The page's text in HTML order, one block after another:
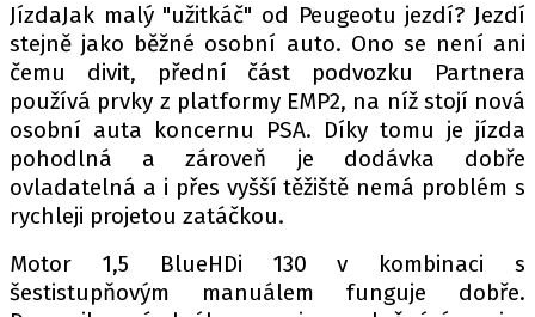
JízdaJak malý "užitkáč" od Peugeotu jezdí? Jezdí
stejně jako běžné osobní auto. Ono se není ani
čemu divit, přední část podvozku Partnera
používá prvky z platformy EMP2, na níž stojí nová
osobní auta koncernu PSA. Díky tomu je jízda
pohodlná a zároveň je dodávka dobře
ovladatelná a i přes vyšší těžiště nemá problém s
rychleji projetou zatáčkou.
Motor 1,5 BlueHDi 130 v kombinaci s
šestistupňovým manuálem funguje dobře.